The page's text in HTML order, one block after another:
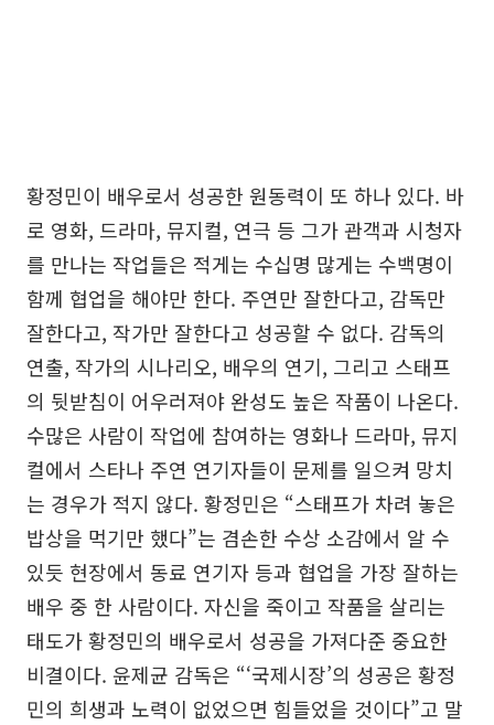
황정민이 배우로서 성공한 원동력이 또 하나 있다. 바
로 영화, 드라마, 뮤지컬, 연극 등 그가 관객과 시청자
를 만나는 작업들은 적게는 수십명 많게는 수백명이
함께 협업을 해야만 한다. 주연만 잘한다고, 감독만
잘한다고, 작가만 잘한다고 성공할 수 없다. 감독의
연출, 작가의 시나리오, 배우의 연기, 그리고 스태프
의 뒷받침이 어우러져야 완성도 높은 작품이 나온다.
수많은 사람이 작업에 참여하는 영화나 드라마, 뮤지
컬에서 스타나 주연 연기자들이 문제를 일으켜 망치
는 경우가 적지 않다. 황정민은 “스태프가 차려 놓은
밥상을 먹기만 했다”는 겸손한 수상 소감에서 알 수
있듯 현장에서 동료 연기자 등과 협업을 가장 잘하는
배우 중 한 사람이다. 자신을 죽이고 작품을 살리는
태도가 황정민의 배우로서 성공을 가져다준 중요한
비결이다. 윤제균 감독은 “‘국제시장’의 성공은 황정
민의 희생과 노력이 없었으면 힘들었을 것이다”고 말